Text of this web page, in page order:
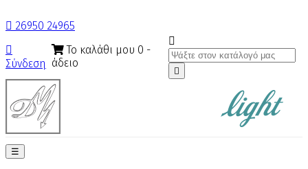
 26950 24965

Σύνδεση
Το καλάθι μου 0 -
άδειο


Toggle
navigation
☰